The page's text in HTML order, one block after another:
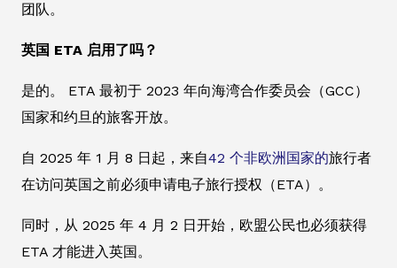
团队。
英国 ETA 启用了吗？
是的。 ETA 最初于 2023 年向海湾合作委员会（GCC）
国家和约旦的旅客开放。
自 2025 年 1 月 8 日起，来自42 个非欧洲国家的旅行者
在访问英国之前必须申请电子旅行授权（ETA）。
同时，从 2025 年 4 月 2 日开始，欧盟公民也必须获得
ETA 才能进入英国。